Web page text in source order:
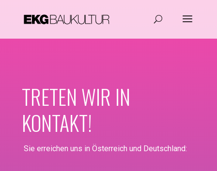
TRETEN WIR IN
KONTAKT!
Sie erreichen uns in Österreich und Deutschland: